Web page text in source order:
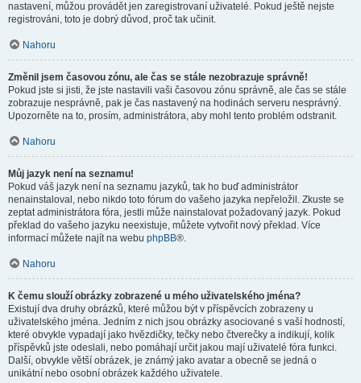
nastavení, můžou provádět jen zaregistrovaní uživatelé. Pokud ještě nejste
registrováni, toto je dobrý důvod, proč tak učinit.
Nahoru
Změnil jsem časovou zónu, ale čas se stále nezobrazuje správně!
Pokud jste si jisti, že jste nastavili vaši časovou zónu správně, ale čas se stále
zobrazuje nesprávně, pak je čas nastavený na hodinách serveru nesprávný.
Upozorněte na to, prosím, administrátora, aby mohl tento problém odstranit.
Nahoru
Můj jazyk není na seznamu!
Pokud váš jazyk není na seznamu jazyků, tak ho buď administrátor
nenainstaloval, nebo nikdo toto fórum do vašeho jazyka nepřeložil. Zkuste se
zeptat administrátora fóra, jestli může nainstalovat požadovaný jazyk. Pokud
překlad do vašeho jazyku neexistuje, můžete vytvořit nový překlad. Více
informací můžete najít na webu phpBB®.
Nahoru
K čemu slouží obrázky zobrazené u mého uživatelského jména?
Existují dva druhy obrázků, které můžou být v příspěvcích zobrazeny u
uživatelského jména. Jedním z nich jsou obrázky asociované s vaší hodností,
které obvykle vypadají jako hvězdičky, tečky nebo čtverečky a indikují, kolik
příspěvků jste odeslali, nebo pomáhají určit jakou mají uživatelé fóra funkci.
Další, obvykle větší obrázek, je známý jako avatar a obecně se jedná o
unikátní nebo osobní obrázek každého uživatele.